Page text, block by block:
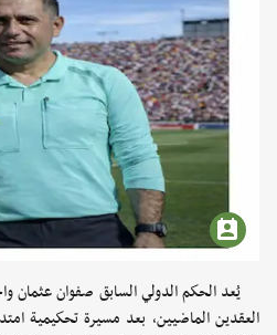
يُعد الحكم الدولي السابق صفوان عثمان
العقدين الماضيين، بعد مسيرة تحكيمية